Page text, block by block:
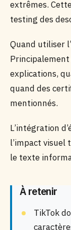
extrêmes.
testing des
Quand utiliser
Principalement
explications,
quand des
mentionnés.
L’intégration
l’impact visuel
le texte
À retenir
TikTok